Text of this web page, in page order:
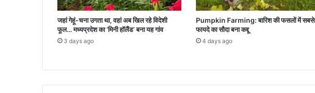
जहां गेहूं-चना उगता था, वहां अब खिल रहे विदेशी
फूल… मध्यप्रदेश का ‘मिनी हॉलैंड’ बना यह गांव
3 days ago
Pumpkin Farming: बारिश की फसलों में सबसे
फायदे का सौदा बना कद्दू
4 days ago